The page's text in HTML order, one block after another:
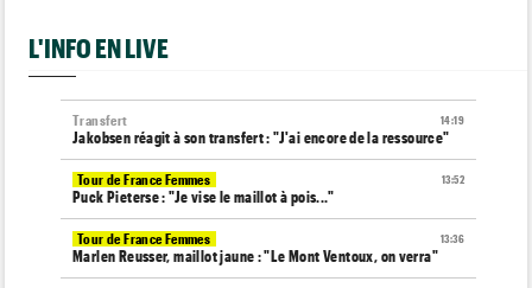
L'INFO EN LIVE
14:19
Transfert
Jakobsen réagit à son transfert : "J'ai encore de la ressource"
13:52
Tour de France Femmes
Puck Pieterse : "Je vise le maillot à pois..."
13:36
Tour de France Femmes
Marlen Reusser, maillot jaune : "Le Mont Ventoux, on verra"